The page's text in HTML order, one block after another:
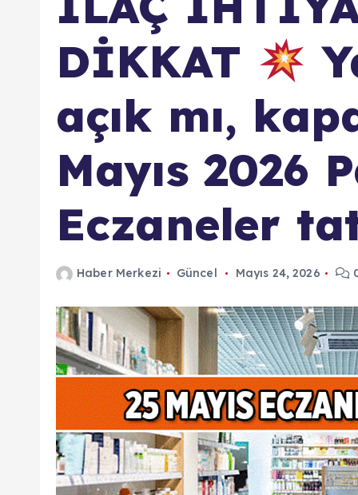
DİKKAT
açık mı,
Mayıs 2026
Eczaneler
Haber Merkezi Güncel Mayıs 24, 2026